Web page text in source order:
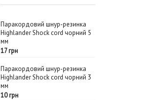
Паракордовий шнур-резинка
Highlander Shock cord чорний 5
мм
17 грн
Паракордовий шнур-резинка
Highlander Shock cord чорний 3
мм
10 грн